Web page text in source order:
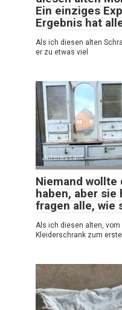
Ein einziges
Ergebnis hat
Als ich diesen alten
er zu etwas viel
Interessant
Niemand wollte
haben, aber
fragen alle, wie
Als ich diesen alten,
Kleiderschrank zum